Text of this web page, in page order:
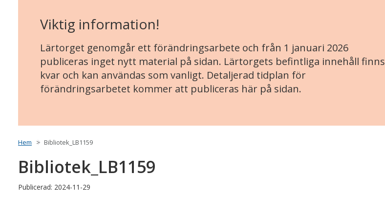
Viktig information!
Lärtorget genomgår ett förändringsarbete och från 1 januari 2026
publiceras inget nytt material på sidan. Lärtorgets befintliga innehåll finns
kvar och kan användas som vanligt. Detaljerad tidplan för
förändringsarbetet kommer att publiceras här på sidan.
Hem Bibliotek_LB1159
Bibliotek_LB1159
Publicerad: 2024-11-29